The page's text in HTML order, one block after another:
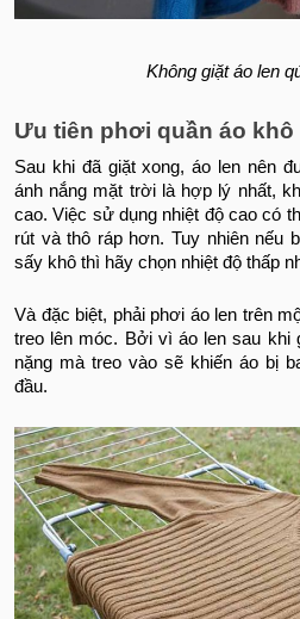
Không giặt áo len
Ưu tiên phơi quần áo
Sau khi đã giặt xong, áo len nên
ánh nắng mặt trời là hợp lý nhất,
cao. Việc sử dụng nhiệt độ cao có
rút và thô ráp hơn. Tuy nhiên nếu
sấy khô thì hãy chọn nhiệt độ thấp
Và đặc biệt, phải phơi áo len trên
treo lên móc. Bởi vì áo len sau khi
nặng mà treo vào sẽ khiến áo bị
đầu.